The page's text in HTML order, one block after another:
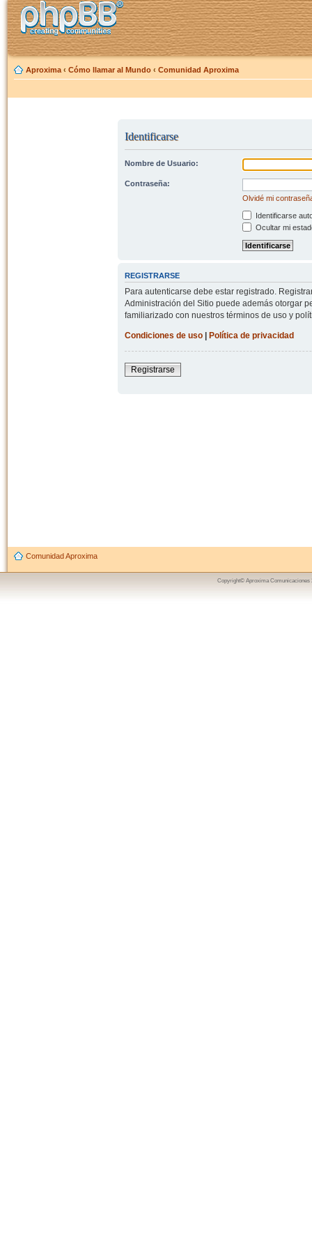
Aproxima ‹ Cómo llamar al Mundo ‹ Comunidad Aproxima
Identificarse
Nombre de Usuario:
Contraseña:
Olvidé mi
Identificarse
Ocultar mi
REGISTRARSE
Para autenticarse debe estar registrado.
Administración del Sitio puede además otorgar
familiarizado con nuestros términos de uso y
Condiciones de uso| Política de privacidad
Registrarse
Comunidad Aproxima
Copyright© Aproxima Comunicaciones